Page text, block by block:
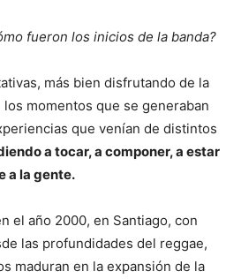
fueron los inicios de la banda?
más bien disfrutando de la
los momentos que se generaban
que venían de distintos
a tocar, a componer, a estar
a la gente.
el año 2000, en Santiago, con
las profundidades del reggae,
maduran en la expansión de la